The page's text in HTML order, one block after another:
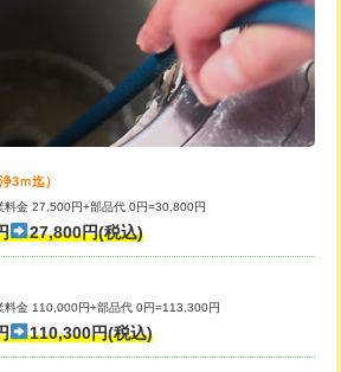
・埋め戻し作
11,000円~
事/3ｍまで） 55,000円
管工事/3ｍ超
埋め戻し作業）
満）
上） 66,000円
8,800円
処理・清掃・修
など（軽作業）
11,000円
処理・清掃・修
など（中作業）
22,000円
処理・清掃・修
など（重作業）
33,000円
22,000円+材料費
3ｍ迄）
料金 27,500円+部品代 0円=30,800円
27,800円(税込)
料金 110,000円+部品代 0円=113,300円
110,300円(税込)